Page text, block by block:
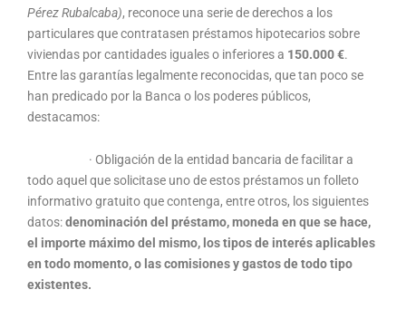
Pérez Rubalcaba), reconoce una serie de derechos a los
particulares que contratasen préstamos hipotecarios sobre
viviendas por cantidades iguales o inferiores a 150.000 €.
Entre las garantías legalmente reconocidas, que tan poco se
han predicado por la Banca o los poderes públicos,
destacamos:
· Obligación de la entidad bancaria de facilitar a
todo aquel que solicitase uno de estos préstamos un folleto
informativo gratuito que contenga, entre otros, los siguientes
datos:denominación del préstamo, moneda en que se hace,
el importe máximo del mismo, los tipos de interés aplicables
en todo momento, o las comisiones y gastos de todo tipo
existentes.